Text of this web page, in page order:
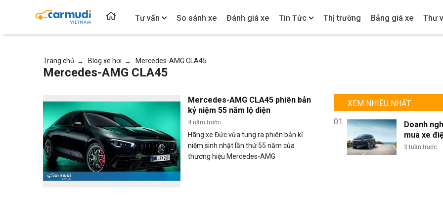
Tư vấn So sánh xe Đánh giá xe Tin Tức Thị trường Bảng giá xe Thư
Trang chủ → Blog xe hơi → Mercedes-AMG CLA45
Mercedes-AMG CLA45
Mercedes-AMG CLA45 phiên bản
kỷ niệm 55 năm lộ diện
4 năm trước
Hãng xe Đức vừa tung ra phiên bản kỉ
niệm sinh nhật lần thứ 55 năm của
thương hiệu Mercedes-AMG
XEM NHIỀU NHẤT
01
Doanh
mua xe
lượng lớn:
3 tuần trước